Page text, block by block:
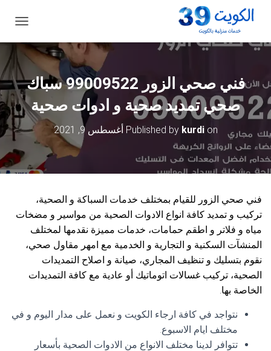
ب
ي
ل
ا
ل
ت
ن
ق
فني صحي الزور 99009522 سباك
صحي تمديد صحية و ادوات صحية
Published by kurdion أغسطس 9, 2021
فني صحي الزور للقيام بمختلف خدمات السباكة و الصحية،
تركيب و تمديد كافة انواع الادوات الصحية من مواسير و مضخات
مياه و فلاتر و اطقم حمامات، خدمات مميزة نقدمها لمختلف
المنشآت السكنية و التجارية و الخدمية مع امهر مقاول صحي،
نقوم بتسليك و تنظيف المجاري، صيانة و اصلاح التمديدات
الصحية، تركيب غسالات اتوماتيك أو عادية مع كافة التمديدات
الخاصة بها.
نتواجد في كافة ارجاء الكويت و نعمل على مدار اليوم و في
مختلف ايام الاسبوع.
تتوافر لدينا مختلف الانواع من الادوات الصحية بأسعار